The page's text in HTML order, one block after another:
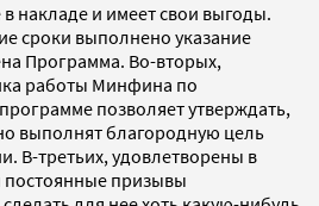
накладе и имеет свои выгоды.
сроки выполнено указание
Программа. Во-вторых,
работы Минфина по
позволяет утверждать,
выполнят благородную цель
В-третьих, удовлетворены в
призывы